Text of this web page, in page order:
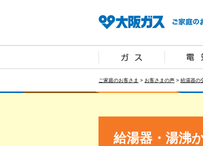
ご家庭のお客さま > お客さまの声 > 給湯器の
給湯器・湯沸